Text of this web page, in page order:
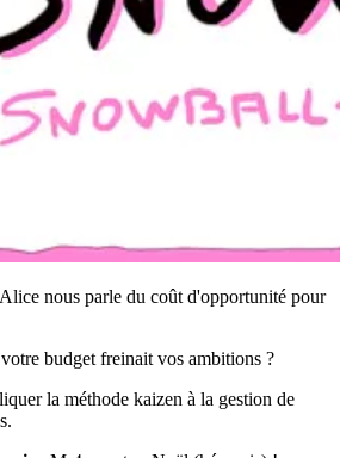
nous parle du coût d'opportunité pour
budget freinait vos ambitions ?
la méthode kaizen à la gestion de